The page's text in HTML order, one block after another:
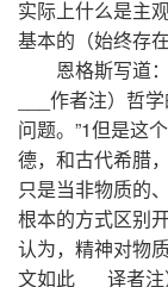
实际上什么是主
基本的（始终存
恩格斯写道
___作者注）哲
问题。”1但是这
德，和古代希腊
只是当非物质的
根本的方式区别
认为，精神对物
文如此___译者